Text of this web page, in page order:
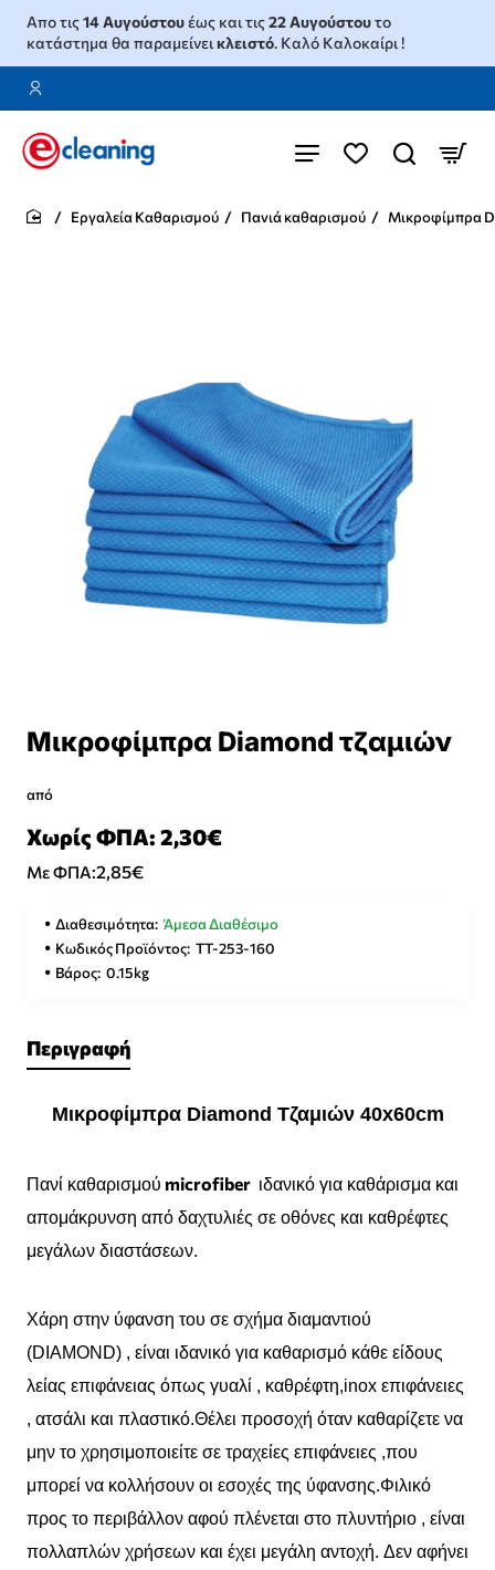
Απο τις14 Αυγούστουέως και τις22 Αυγούστουτο
κατάστημα θα παραμείνεικλειστό. Καλό Καλοκαίρι !
Εργαλεία Καθαρισμού Πανιά καθαρισμού Μικροφίμπρα
Μικροφίμπρα Diamond τζαμιών
από
Με ΦΠΑ:2,85€
Χωρίς ΦΠΑ: 2,30€
Διαθεσιμότητα: Άμεσα Διαθέσιμο
Κωδικός Προϊόντος: ΤΤ-253-160
Βάρος: 0.15kg
Περιγραφή
Μικροφίμπρα Diamond Τζαμιών 40x60cm
Πανί καθαρισμού microfiber ιδανικό για καθάρισμα και
απομάκρυνση από δαχτυλιές σε οθόνες και καθρέφτες
μεγάλων διαστάσεων.
Χάρη στην ύφανση του σε σχήμα διαμαντιού
(DIAMOND) , είναι ιδανικό για καθαρισμό κάθε είδους
λείας επιφάνειας όπως γυαλί , καθρέφτη,inox επιφάνειες
, ατσάλι και πλαστικό.Θέλει προσοχή όταν καθαρίζετε να
μην το χρησιμοποιείτε σε τραχείες επιφάνειες ,που
μπορεί να κολλήσουν οι εσοχές της ύφανσης.Φιλικό
προς το περιβάλλον αφού πλένεται στο πλυντήριο , είναι
πολλαπλών χρήσεων και έχει μεγάλη αντοχή. Δεν αφήνει